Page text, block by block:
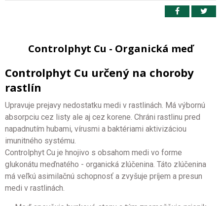
Controlphyt Cu - Organická meď
Controlphyt Cu určený na choroby
rastlín
Upravuje prejavy nedostatku medi v rastlinách. Má výbornú
absorpciu cez listy ale aj cez korene. Chráni rastlinu pred
napadnutím hubami, vírusmi a baktériami aktivizáciou
imunitného systému.
Controlphyt Cu je hnojivo s obsahom medi vo forme
glukonátu meďnatého - organická zlúčenina. Táto zlúčenina
má veľkú asimilačnú schopnosť a zvyšuje príjem a presun
medi v rastlinách.